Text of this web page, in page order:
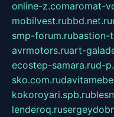
online-z.comaromat-
mobilvest.rubbd.net.ru
smp-forum.rubastion-
avrmotors.ruart-
ecostep-samara.rud-
sko.com.ru
kokoroyari.spb.ru
lenderoq.ru